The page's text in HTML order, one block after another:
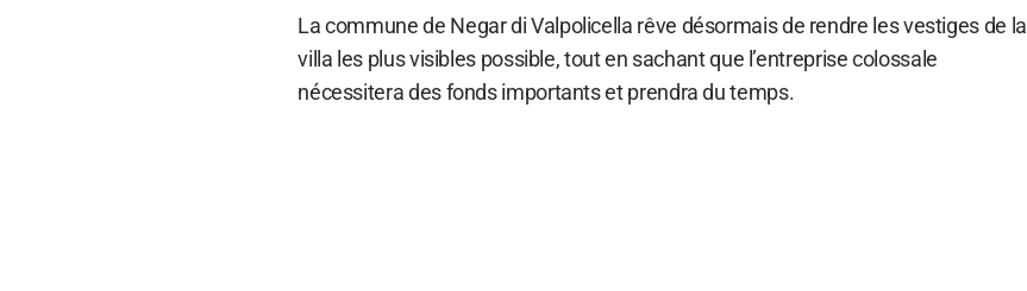
La commune de Negar di Valpolicella rêve désormais de rendre les vestiges de la
villa les plus visibles possible, tout en sachant que l’entreprise colossale
nécessitera des fonds importants et prendra du temps.